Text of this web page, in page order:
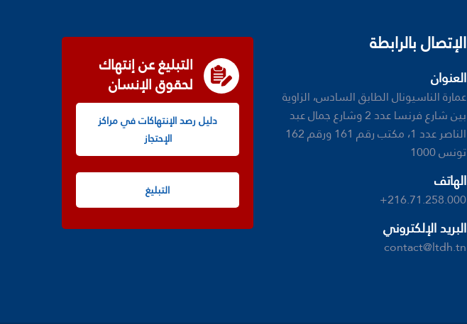
الإتصال بالرابطة
العنوان
عمارة الناسيونال الطابق السادس، الزاوية
بين شارع فرنسا عدد 2 وشارع جمال عبد
الناصر عدد 1، مكتب رقم 161 ورقم 162
تونس 1000
الهاتف
+216.71.258.000
البريد الإلكتروني
contact@ltdh.tn
التبليغ عن إنتهاك
لحقوق الإنسان
دليل رصد الإنتهاكات في مراكز
الإحتجاز
التبليغ